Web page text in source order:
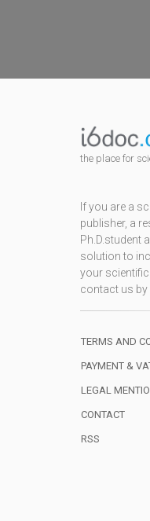
the place for
If you are a
publisher, a
Ph.D.student
solution to
your
contact us by
TERMS AND
PAYMENT &
LEGAL
CONTACT
RSS